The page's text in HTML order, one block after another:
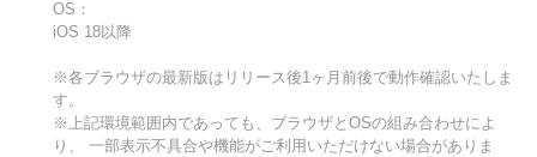
OS：
iOS 18以降
※各ブラウザの最新版はリリース後1ヶ月前後で動作確認いたしま
す。
※上記環境範囲内であっても、ブラウザとOSの組み合わせによ
り、 一部表示不具合や機能がご利用いただけない場合がありま